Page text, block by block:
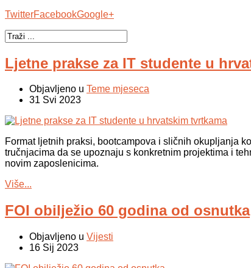
TwitterFacebookGoogle+
Ljetne prakse za IT studente u
Objavljeno u Teme mjeseca
31 Svi 2023
Format ljetnih praksi, bootcampova i sličnih okupljanja
tručnjacima da se upoznaju s konkretnim projektima i
novim zaposlenicima.
Više...
FOI obilježio 60 godina od osnutka
Objavljeno u Vijesti
16 Sij 2023